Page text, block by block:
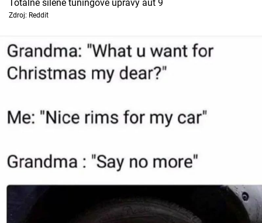
Totálně šílené tuningové úpravy aut 9
Zdroj: Reddit